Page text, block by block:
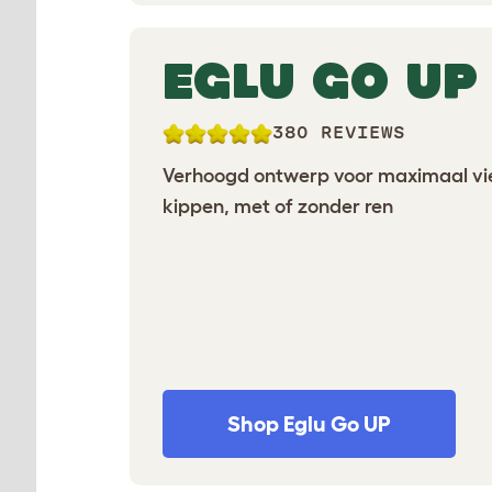
EGLU GO UP
380 REVIEWS
Verhoogd ontwerp voor maximaal
kippen, met of zonder ren
Shop Eglu Go UP